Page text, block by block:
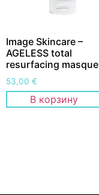
Image Skincare –
AGELESS total
resurfacing masque
53,00 €
В корзину